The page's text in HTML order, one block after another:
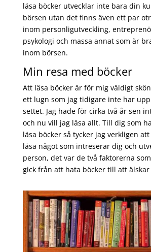
läsa böcker utvecklar inte bara din
börsen utan det finns även ett par
inom personligutveckling,
psykologi och massa annat som är
inom börsen.
Min resa med böcker
Att läsa böcker är för mig väldigt
ett lugn som jag tidigare inte har
settet. Jag hade för cirka två år sen
och nu vill jag läsa allt. Till dig som
läsa böcker så tycker jag verkligen
läsa något som intreserar dig och
person, det var de två faktorerna
gick från att hata böcker till att älskar